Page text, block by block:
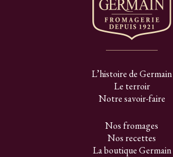
L’histoire de Germain
Le terroir
Notre savoir-faire
Nos fromages
Nos recettes
La boutique Germain